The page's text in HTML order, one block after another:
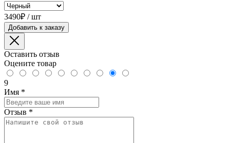
3490₽ / шт
Добавить к заказу
Оставить отзыв
Оцените товар
9
Имя *
Отзыв *